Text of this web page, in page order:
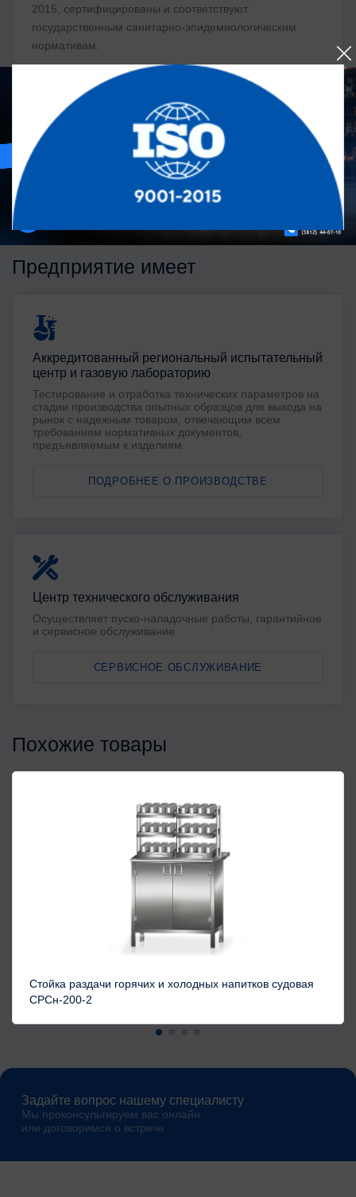
2015, сертифицированы и соответствуют
государственным санитарно-эпидемиологическим
нормативам.
Предприятие имеет
Аккредитованный региональный испытательный
центр и газовую лабораторию
Тестирование и отработка технических параметров на
стадии производства опытных образцов для выхода на
рынок с надежным товаром, отвечающим всем
требованиям нормативных документов,
предъявляемым к изделиям
ПОДРОБНЕЕ О ПРОИЗВОДСТВЕ
Центр технического обслуживания
Осуществляет пуско-наладочные работы, гарантийное
и сервисное обслуживание
СЕРВИСНОЕ ОБСЛУЖИВАНИЕ
Похожие товары
Стойка раздачи горячих и холодных напитков судовая
СРСн-200-2
Задайте вопрос нашему специалисту
Мы проконсультируем вас онлайн
или договоримся о встрече